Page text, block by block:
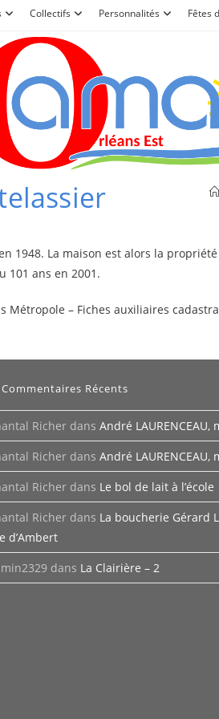
Collectifs Personnalités Fêtes
1948. La maison est alors la
101 ans en 2001.
Métropole – Fiches auxiliaires
Commentaires Récents
Richerdans André LAURENCEAU,
Richerdans André LAURENCEAU,
Richerdans Le bol de lait à l’école
Richerdans La boucherie Gérard
d’Ambert
dans La Clairière – 2